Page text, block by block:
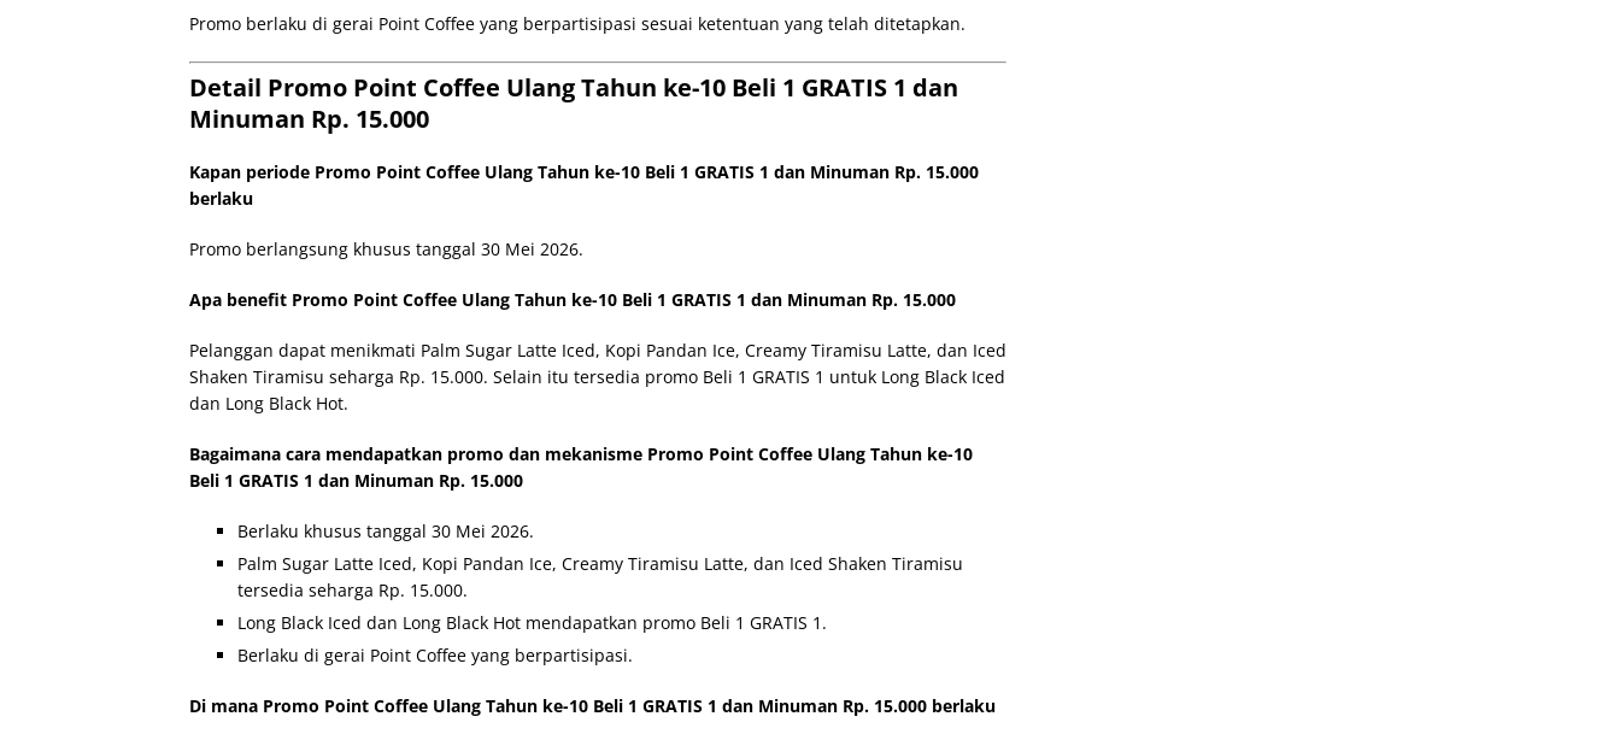
Promo berlaku di gerai Point Coffee yang berpartisipasi sesuai ketentuan yang telah ditetapkan.
Detail Promo Point Coffee Ulang Tahun ke-10 Beli 1 GRATIS 1 dan
Minuman Rp. 15.000
Kapan periode Promo Point Coffee Ulang Tahun ke-10 Beli 1 GRATIS 1 dan Minuman Rp. 15.000
berlaku
Promo berlangsung khusus tanggal 30 Mei 2026.
Apa benefit Promo Point Coffee Ulang Tahun ke-10 Beli 1 GRATIS 1 dan Minuman Rp. 15.000
Pelanggan dapat menikmati Palm Sugar Latte Iced, Kopi Pandan Ice, Creamy Tiramisu Latte, dan Iced
Shaken Tiramisu seharga Rp. 15.000. Selain itu tersedia promo Beli 1 GRATIS 1 untuk Long Black Iced
dan Long Black Hot.
Bagaimana cara mendapatkan promo dan mekanisme Promo Point Coffee Ulang Tahun ke-10
Beli 1 GRATIS 1 dan Minuman Rp. 15.000
Berlaku khusus tanggal 30 Mei 2026.
Palm Sugar Latte Iced, Kopi Pandan Ice, Creamy Tiramisu Latte, dan Iced Shaken Tiramisu
tersedia seharga Rp. 15.000.
Long Black Iced dan Long Black Hot mendapatkan promo Beli 1 GRATIS 1.
Berlaku di gerai Point Coffee yang berpartisipasi.
Di mana Promo Point Coffee Ulang Tahun ke-10 Beli 1 GRATIS 1 dan Minuman Rp. 15.000 berlaku